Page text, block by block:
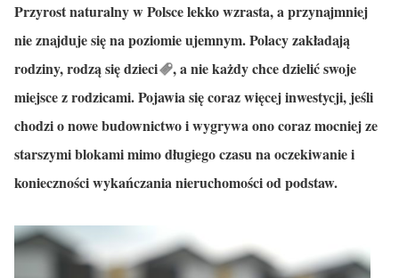
Przyrost naturalny w Polsce lekko wzrasta, a przynajmniej
nie znajduje się na poziomie ujemnym. Polacy zakładają
rodziny, rodzą siędzieci
, a nie każdy chce dzielić swoje
miejsce z rodzicami. Pojawia się coraz więcej inwestycji, jeśli
chodzi o nowe budownictwo i wygrywa ono coraz mocniej ze
starszymi blokami mimo długiego czasu na oczekiwanie i
konieczności wykańczania nieruchomości od podstaw.